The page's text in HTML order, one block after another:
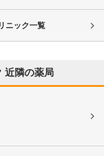
ニック一覧
近隣の薬局